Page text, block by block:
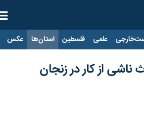
علمی فلسطین استان‌ها عکس